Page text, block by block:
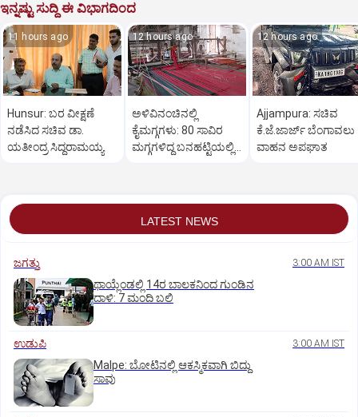
ಇನ್ನಷ್ಟು ಸುದ್ದಿ ಈ ವಿಭಾಗದಿಂದ
11 hours ago
Hunsur: ಬರ ವೀಕ್ಷಣೆ
ನಡೆಸಿದ ಸಚಿವ ಡಾ.
ಯತೀಂದ್ರ ಸಿದ್ದರಾಮಯ್ಯ
12 hours ago
ಅಳಿವಿನಂಚಿನಲ್ಲಿ
ಕೈಮಗ್ಗಗಳು: 80 ಸಾವಿರ
ಮಗ್ಗಗಳಿದ್ದ ಬನಹಟ್ಟಿಯಲ್ಲಿ
12 hours ago
Ajjampura: ಸಚಿವ
ಕೆ.ಜೆ.ಜಾರ್ಜ್ ಬೆಂಗಾವಲು
ವಾಹನ ಅಪಘಾತ
LATEST NEWS
ಜಗತ್ತು 3:00 AM IST
ಥಾಯ್ಲೆಂಡಲ್ಲಿ 14ರ ಬಾಲಕನಿಂದ ಗುಂಡಿನ
ದಾಳಿ: 7 ಮಂದಿ ಬಲಿ
ಉಡುಪಿ 3:00 AM IST
Malpe: ಬೋಟಿನಲ್ಲಿ ಆಕಸ್ಮಿಕವಾಗಿ ಬಿದ್ದು
ಸಾವು